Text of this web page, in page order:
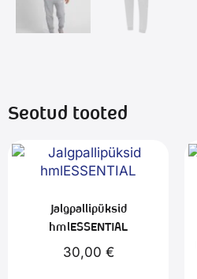
Seotud tooted
Jalgpallipüksid
hmlESSENTIAL
30,00 €